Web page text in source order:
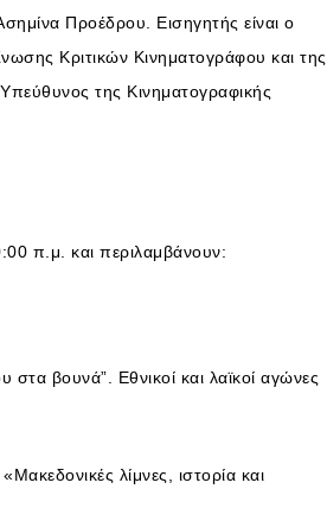
Προέδρου. Εισηγητής είναι ο
Κριτικών Κινηματογράφου και της
της Κινηματογραφικής
π.μ. και περιλαμβάνουν:
βουνά”. Εθνικοί και λαϊκοί αγώνες
λίμνες, ιστορία και